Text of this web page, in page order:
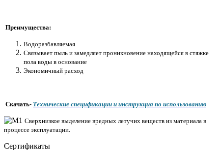
Преимущества:
Водоразбавляемая
Связывает пыль и замедляет проникновение находящейся в стяжке
пола воды в основание
Экономичный расход
Скачать- Технические спецификации и инструкция по использованию
Cверхнизкое выделение вредных летучих веществ из материала в
процессе эксплуатации.
Сертификаты